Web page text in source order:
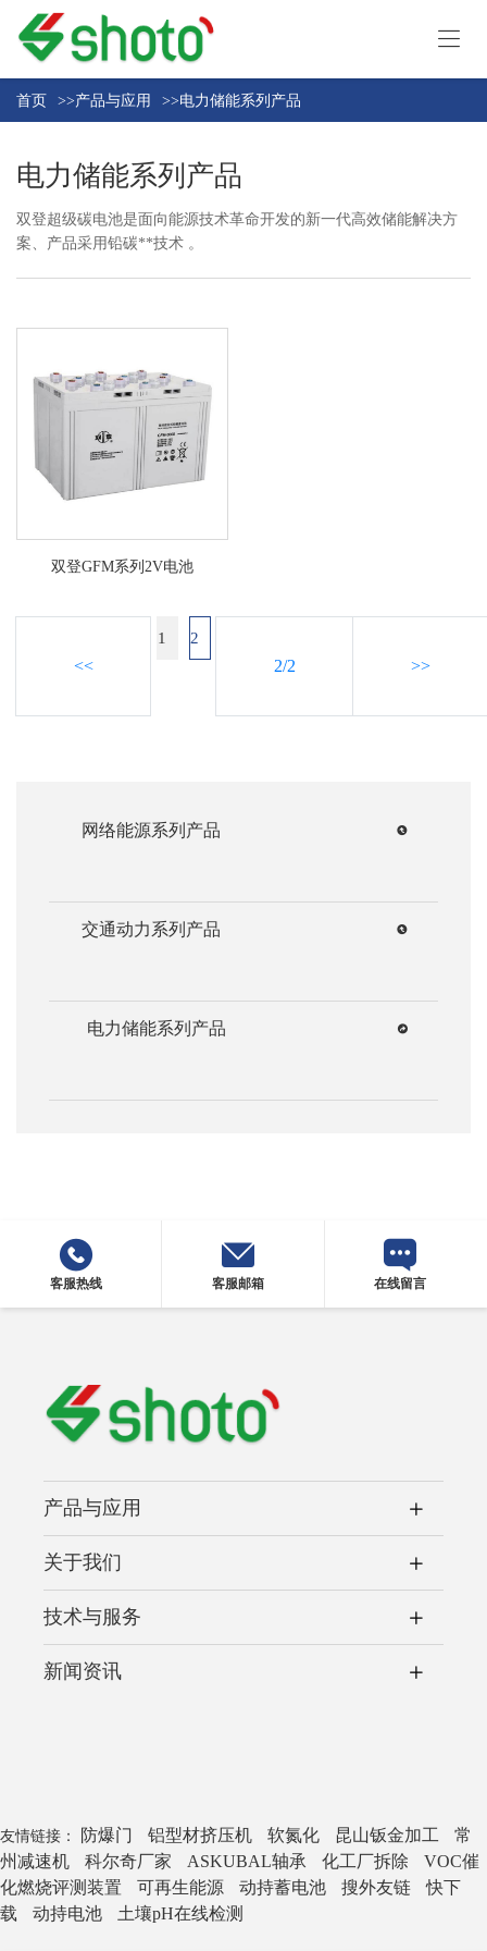
首页 >>产品与应用 >>电力储能系列产品
网络能源系列产品
交通动力系列产品
电力储能系列产品
电力储能系列产品
双登超级碳电池是面向能源技术革命开发的新一代高效储能解决方
案、产品采用铅碳**技术 。
双登GFM系列2V电池
<<
1 2
2/2 >>
客服热线 客服邮箱 在线留言
产品与应用
关于我们
技术与服务
新闻资讯
友情链接： 防爆门 铝型材挤压机 软氮化 昆山钣金加工
常
州减速机
科尔奇厂家 ASKUBAL轴承 化工厂拆除
VOC催
化燃烧评测装置
可再生能源 动持蓄电池 搜外友链
快下
载
动持电池 土壤pH在线检测
应
于
我
们
新